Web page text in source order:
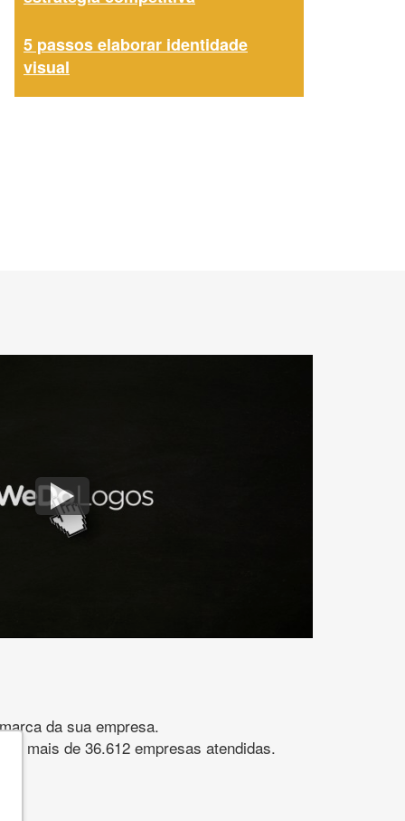
5 passos elaborar identidade
visual
da sua empresa.
mais de 36.612 empresas atendidas.